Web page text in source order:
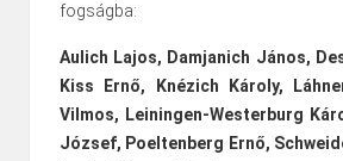
fogságba:
Aulich Lajos, Damjanich János,
Kiss Ernő, Knézich Károly,
Vilmos, Leiningen-Westerburg
József, Poeltenberg Ernő,